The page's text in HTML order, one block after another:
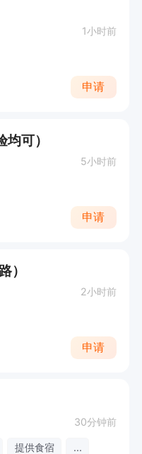
1小时前
申请
可）
5小时前
申请
）
2小时前
申请
30分钟前
提供食宿 ...